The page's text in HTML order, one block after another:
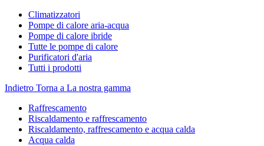
Climatizzatori
Pompe di calore aria-acqua
Pompe di calore ibride
Tutte le pompe di calore
Purificatori d'aria
Tutti i prodotti
Indietro Torna a La nostra gamma
Raffrescamento
Riscaldamento e raffrescamento
Riscaldamento, raffrescamento e acqua calda
Acqua calda